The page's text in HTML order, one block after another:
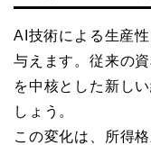
AI技術による生産
与えます。従来の
を中核とした新し
しょう。
この変化は、所得